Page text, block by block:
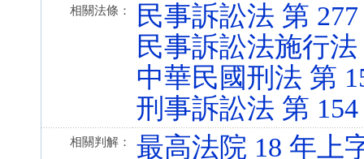
相關法條：
民事訴訟法 第
民事訴訟法施行法
中華民國刑法 第
刑事訴訟法 第
相關判解：
最高法院 18 年上